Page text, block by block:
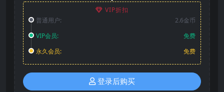
VIP折扣
普通用户:
2.6金币
VIP会员:
免费
永久会员:
免费
登录后购买